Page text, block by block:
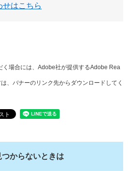
せはこちら
く場合には、Adobe社が提供するAdobe Rea
、バナーのリンク先からダウンロードしてく
つからないときは